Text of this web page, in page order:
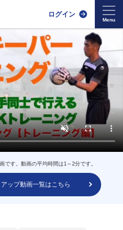
ログイン
です。動画の平均時間は1～2分です。
ップ動画一覧はこちら